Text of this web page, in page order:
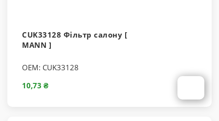
CUK33128 Фільтр салону [
MANN ]
OEM: CUK33128
10,73 ₴